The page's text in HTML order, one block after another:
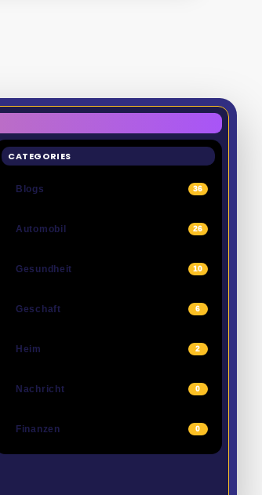
CATEGORIES
Blogs 36
Automobil 26
Gesundheit 10
Geschaft 6
Heim 2
Nachricht 0
Finanzen 0